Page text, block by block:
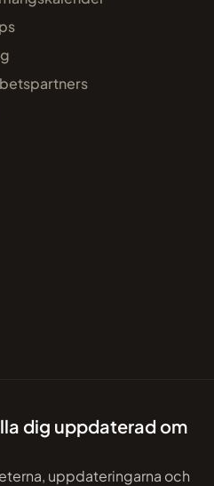
dig uppdaterad om
uppdateringarna och